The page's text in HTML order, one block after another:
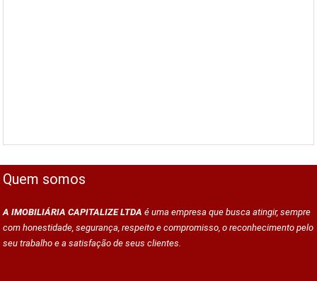
Quem somos
A IMOBILIÁRIA CAPITALIZE LTDA é uma empresa que busca atingir, sempre
com honestidade, segurança, respeito e compromisso, o reconhecimento pelo
seu trabalho e a satisfação de seus clientes.